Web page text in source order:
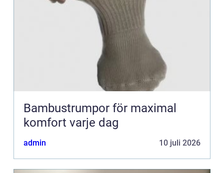
Bambustrumpor för maximal
komfort varje dag
admin 10 juli 2026